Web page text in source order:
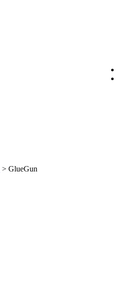
> GlueGun